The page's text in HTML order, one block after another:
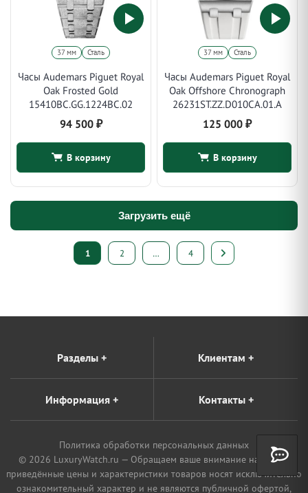
37 мм Сталь
Часы Audemars Piguet Royal
Oak Frosted Gold
15410BC.GG.1224BC.02
94 500 ₽
В корзину
37 мм Сталь
Часы Audemars Piguet Royal
Oak Offshore Chronograph
26231ST.ZZ.D010CA.01.A
125 000 ₽
В корзину
Загрузить ещё
Пагинация
1 2 … 4
Разделы + Клиентам +
Информация + Контакты+
Политика обработки персональных данных
© 2026 LuxuryWatch.ru — Обращаем ваше внимание на то, что
приведённые цены и характеристики товаров носят исключительно
ознакомительный характер и не являются публичной офертой,